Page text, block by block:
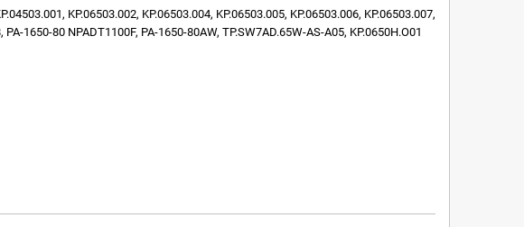
KP.06503.002, KP.06503.004, KP.06503.005, KP.06503.006, KP.06503.007,
1650-80 NPADT1100F, PA-1650-80AW, TP.SW7AD.65W-AS-A05, KP.0650H.O01